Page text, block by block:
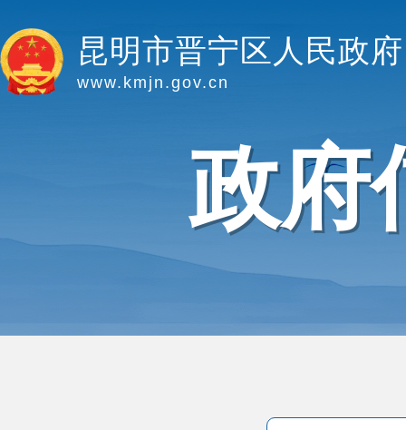
昆明市晋宁区人民政府
www.kmjn.gov.cn
政府